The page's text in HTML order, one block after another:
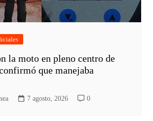
la moto en pleno centro de
que manejaba
7 agosto, 2026 0